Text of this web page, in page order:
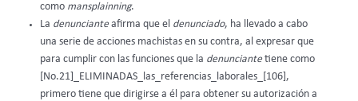
como mansplainning.
La denuncianteafirma que el denunciado, ha llevado a cabo
una serie de acciones machistas en su contra, al expresar que
para cumplir con las funciones que la denunciantetiene como
[No.21]_ELIMINADAS_las_referencias_laborales_[106],
primero tiene que dirigirse a él para obtener su autorización a